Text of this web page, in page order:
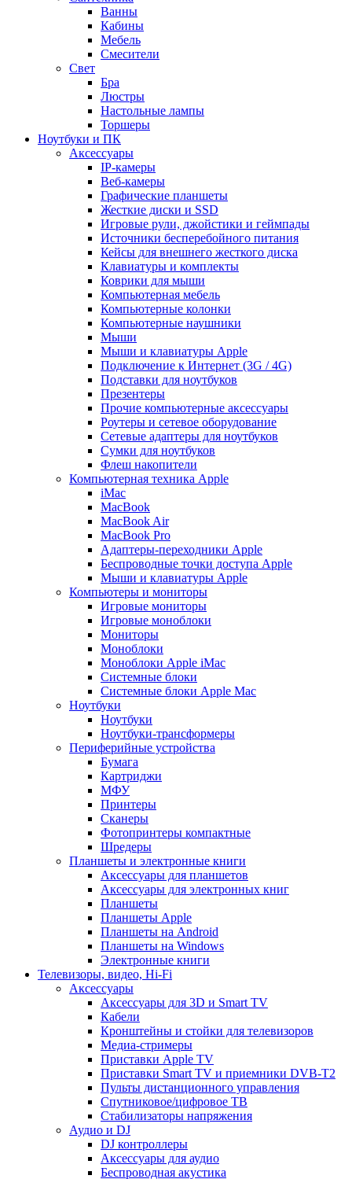
Ванны
Кабины
Мебель
Смесители
Свет
Бра
Люстры
Настольные лампы
Торшеры
Ноутбуки и ПК
Аксессуары
IP-камеры
Веб-камеры
Графические планшеты
Жесткие диски и SSD
Игровые рули, джойстики и геймпады
Источники бесперебойного питания
Кейсы для внешнего жесткого диска
Клавиатуры и комплекты
Коврики для мыши
Компьютерная мебель
Компьютерные колонки
Компьютерные наушники
Мыши
Мыши и клавиатуры Apple
Подключение к Интернет (3G / 4G)
Подставки для ноутбуков
Презентеры
Прочие компьютерные аксессуары
Роутеры и сетевое оборудование
Сетевые адаптеры для ноутбуков
Сумки для ноутбуков
Флеш накопители
Компьютерная техника Apple
iMac
MacBook
MacBook Air
MacBook Pro
Адаптеры-переходники Apple
Беспроводные точки доступа Apple
Мыши и клавиатуры Apple
Компьютеры и мониторы
Игровые мониторы
Игровые моноблоки
Мониторы
Моноблоки
Моноблоки Apple iMac
Системные блоки
Системные блоки Apple Mac
Ноутбуки
Ноутбуки
Ноутбуки-трансформеры
Периферийные устройства
Бумага
Картриджи
МФУ
Принтеры
Сканеры
Фотопринтеры компактные
Шредеры
Планшеты и электронные книги
Аксессуары для планшетов
Аксессуары для электронных книг
Планшеты
Планшеты Apple
Планшеты на Android
Планшеты на Windows
Электронные книги
Телевизоры, видео, Hi-Fi
Аксессуары
Аксессуары для 3D и Smart TV
Кабели
Кронштейны и стойки для телевизоров
Медиа-стримеры
Приставки Apple TV
Приставки Smart TV и приемники DVB-T2
Пульты дистанционного управления
Спутниковое/цифровое ТВ
Стабилизаторы напряжения
Аудио и DJ
DJ контроллеры
Аксессуары для аудио
Беспроводная акустика